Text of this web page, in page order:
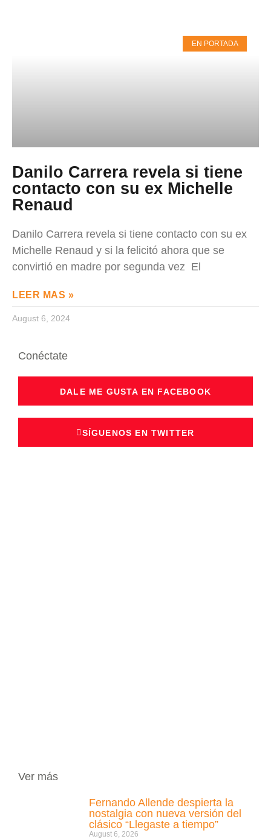
EN PORTADA
Danilo Carrera revela si tiene
contacto con su ex Michelle
Renaud
Danilo Carrera revela si tiene contacto con su ex
Michelle Renaud y si la felicitó ahora que se
convirtió en madre por segunda vez El
LEER MAS »
August 6, 2024
Conéctate
DALE ME GUSTA EN FACEBOOK
SÍGUENOS EN TWITTER
Ver más
Fernando Allende despierta la
nostalgia con nueva versión del
clásico “Llegaste a tiempo”
August 6, 2026